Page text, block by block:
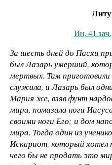
Ин, 41
За шесть дней до Пасхи
был Лазарь умерший,
мертвых. Там
служила, и Лазарь был
Мария же, взяв фунт
мира, помазала ноги
своими ноги Его; и дом
мира. Тогда один из
Искариот, который хотел
чего бы не продать это